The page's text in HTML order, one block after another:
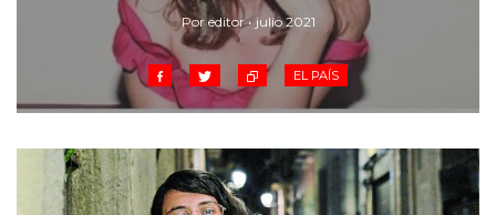
Por editor • julio 2021
EL PAÍS